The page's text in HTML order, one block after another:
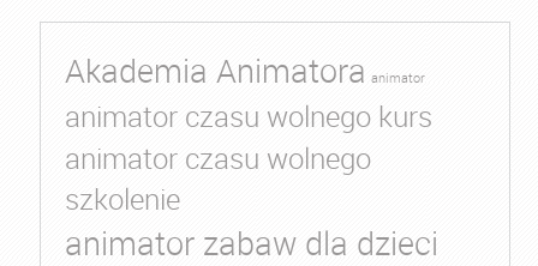
Akademia Animatora animator
animator czasu wolnego kurs
animator czasu wolnego
szkolenie
animator zabaw dla dzieci